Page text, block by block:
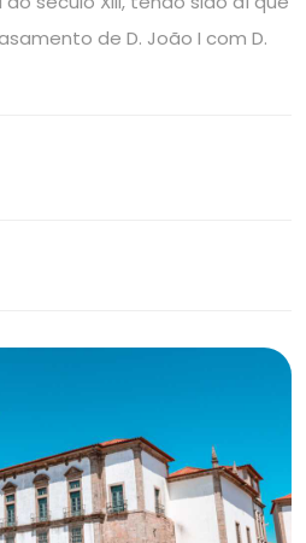
de D. João I com D.